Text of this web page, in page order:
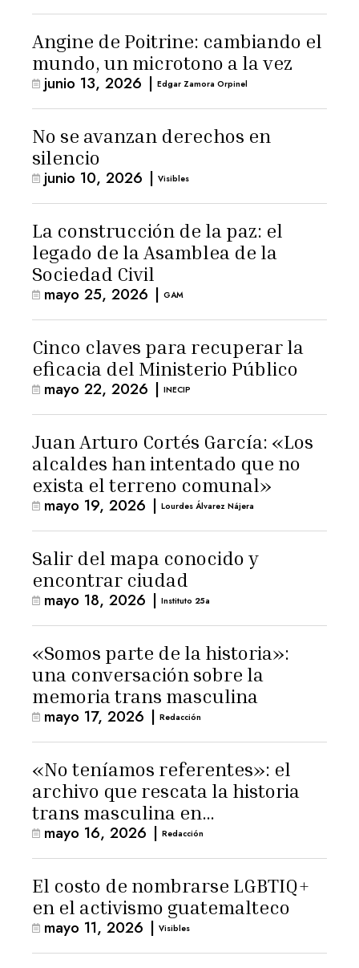
Angine de Poitrine: cambiando el
mundo, un microtono a la vez
junio 13, 2026 | Edgar Zamora Orpinel
No se avanzan derechos en
silencio
junio 10, 2026 | Visibles
La construcción de la paz: el
legado de la Asamblea de la
Sociedad Civil
mayo 25, 2026 | GAM
Cinco claves para recuperar la
eficacia del Ministerio Público
mayo 22, 2026 | INECIP
Juan Arturo Cortés García: «Los
alcaldes han intentado que no
exista el terreno comunal»
mayo 19, 2026 | Lourdes Álvarez Nájera
Salir del mapa conocido y
encontrar ciudad
mayo 18, 2026 | Instituto 25a
«Somos parte de la historia»:
una conversación sobre la
memoria trans masculina
mayo 17, 2026 | Redacción
«No teníamos referentes»: el
archivo que rescata la historia
trans masculina en
Latinoamérica
mayo 16, 2026 | Redacción
El costo de nombrarse LGBTIQ+
en el activismo guatemalteco
mayo 11, 2026 | Visibles